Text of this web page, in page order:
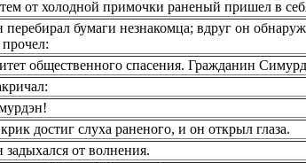
от холодной примочки раненый пришел в
перебирал бумаги незнакомца; вдруг он
общественного спасения. Гражданин
достиг слуха раненого, и он открыл глаза.
задыхался от волнения.